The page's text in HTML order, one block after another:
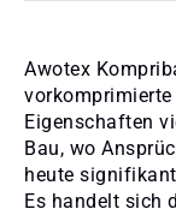
Awotex
Eigenschaften
Bau, wo
heute
Es handelt sich